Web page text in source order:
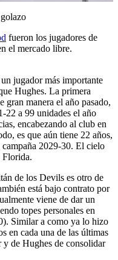
fueron los jugadores de
el mercado libre.
jugador más importante
Hughes. La primera
gran manera el año pasado,
22 a 99 unidades el año
encabezando al club en
es que aún tiene 22 años,
campaña 2029-30. El cielo
Florida.
de los Devils es otro de
está bajo contrato por
viene de dar un
topes personales en
Similar a como ya lo hizo
en cada una de las últimas
y de Hughes de consolidar